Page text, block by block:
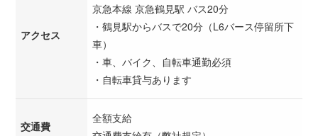
アクセス
京急本線 京急鶴見駅 バス20分
・鶴見駅からバスで20分（L6バース停留所下
車）
・車、バイク、自転車通勤必須
・自転車貸与あります
交通費
全額支給